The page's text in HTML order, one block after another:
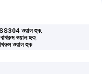
SS304 ওয়াল হুক,
ওয়াল হুক,
ওয়াল হুক